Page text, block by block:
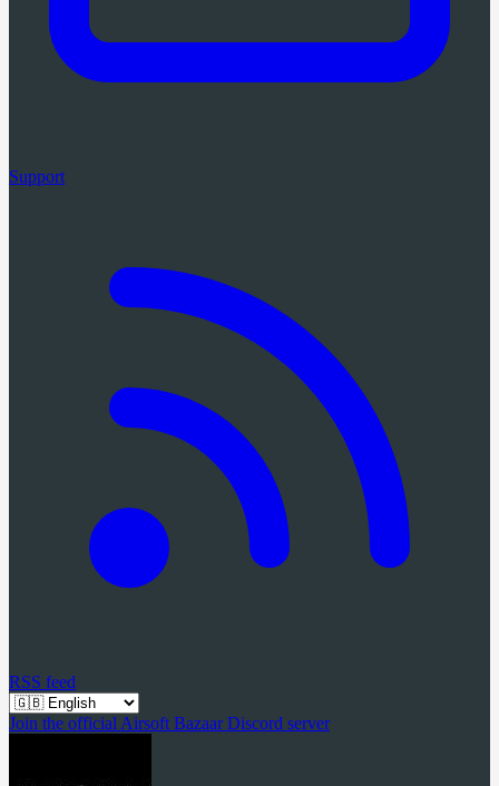
Support
RSS feed
Join the official Airsoft Bazaar Discord server